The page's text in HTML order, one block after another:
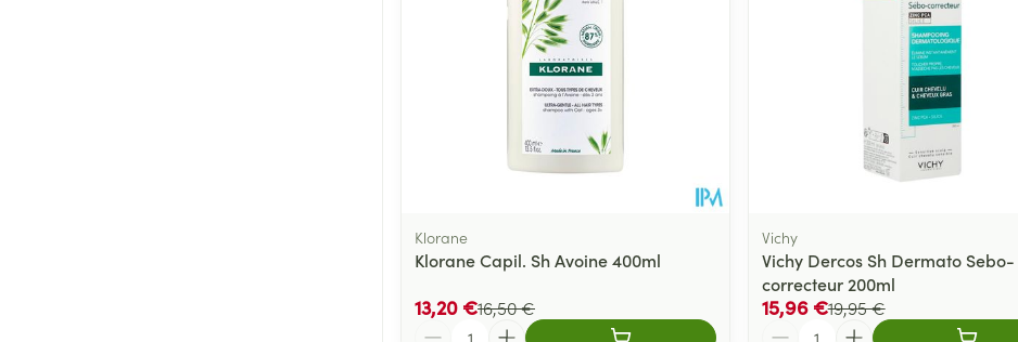
Klorane
Klorane Capil. Sh Avoine 400ml
16,50 €
13,20 €
Quantité
Vichy
Vichy Dercos Sh Dermato Sebo-
correcteur 200ml
19,95 €
15,96 €
Quantité